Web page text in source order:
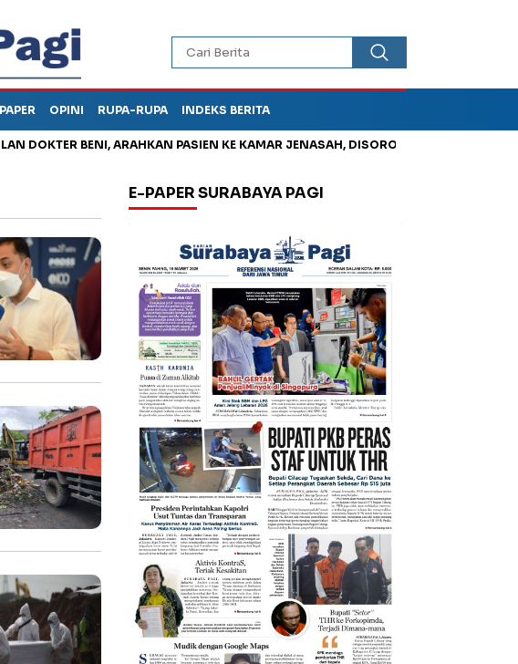
OPINI RUPA-RUPA INDEKS BERITA
BENI, ARAHKAN PASIEN KE KAMAR JENASAH, DISOROT
E-PAPER SURABAYA PAGI